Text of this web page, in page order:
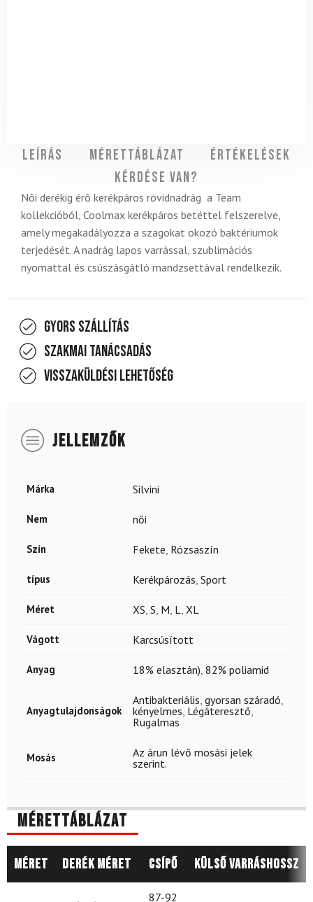
Leírás Mérettáblázat
Értékelések
Kérdése van?
Nõi derékig érõ kerékpáros rövidnadrág a Team
kollekcióból, Coolmax kerékpáros betéttel felszerelve,
amely megakadályozza a szagokat okozó baktériumok
terjedését. A nadrág lapos varrással, szublimációs
nyomattal és csúszásgátló mandzsettával rendelkezik.
Gyors szállítás
Szakmai tanácsadás
Visszaküldési lehetőség
JELLEMZŐK
Márka Silvini
Nem női
Szín Fekete Rózsaszín
típus Kerékpározás Sport
Méret XS S M L XL
Vágott Karcsúsított
Anyag 18% elasztán) 82% poliamid
Anyagtulajdonságok
Antibakteriális gyorsan száradó
kényelmes Légáteresztő
Rugalmas
Mosás
Az árun lévő mosási jelek
szerint.
Mérettáblázat
Méret Derék méret Csípő Külső varráshossz
87-92